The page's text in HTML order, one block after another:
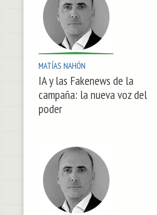
MATÍAS NAHÓN
IA y las Fakenews de la
campaña: la nueva voz del
poder